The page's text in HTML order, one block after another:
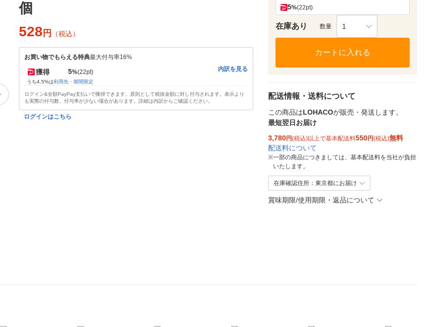
個
528 円 （税込）
お買い物でもらえる特典最大付与率16%
獲得 5%(22pt)
うち4.5%は利用先・期間限定
内訳を見る
ログイン&全額PayPay支払いで獲得できます。原則として税抜金額に対し付与されます。表示より
も実際の付与数、付与率が少ない場合があります。詳細は内訳からご確認ください。
ログインはこちら
5%(22pt)
在庫あり 数量 1
カートに入れる
配送情報・送料について
この商品はLOHACOが販売・発送します。
最短翌日お届け
3,780円(税込)以上で基本配送料550円(税込)無料
配送料について
※一部の商品につきましては、基本配送料を当社が負担
いたします。
在庫確認住所：東京都にお届け
賞味期限/使用期限・返品について